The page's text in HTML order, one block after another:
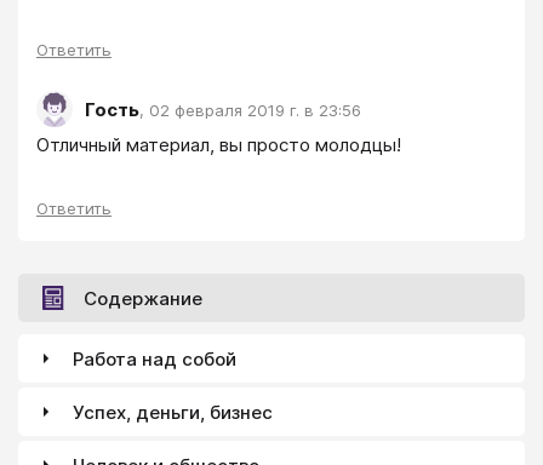
Ответить
Гость, 02 февраля 2019 г. в 23:56
Отличный материал, вы просто молодцы!
Ответить
Содержание
Работа над собой
Успех, деньги, бизнес